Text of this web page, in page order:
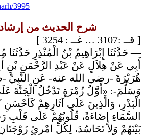
3995
شرح الحديث من
[ قــ :3107 … غــ : 3254 ]
— حَدَّثَنَا إِبْرَاهِيمُ بْنُ الْمُنْذِرِ حَدَّثَنَا
أَبِي عَنْ هِلاَلٍ عَنْ عَبْدِ الرَّحْمَنِ بْنِ
هُرَيْرَةَ -رضي الله عنه- عَنِ النَّبِيِّ -
وَسَلَّمَ-: «أَوَّلُ زُمْرَةٍ تَدْخُلُ الْجَنَّةَ
الْبَدْرِ، وَالَّذِينَ عَلَى آثَارِهِمْ
السَّمَاءِ إِضَاءَةً، قُلُوبُهُمْ عَلَى قَلْبِ
بَيْنَهُمْ وَلاَ تَحَاسُدَ، لِكُلِّ امْرِئٍ